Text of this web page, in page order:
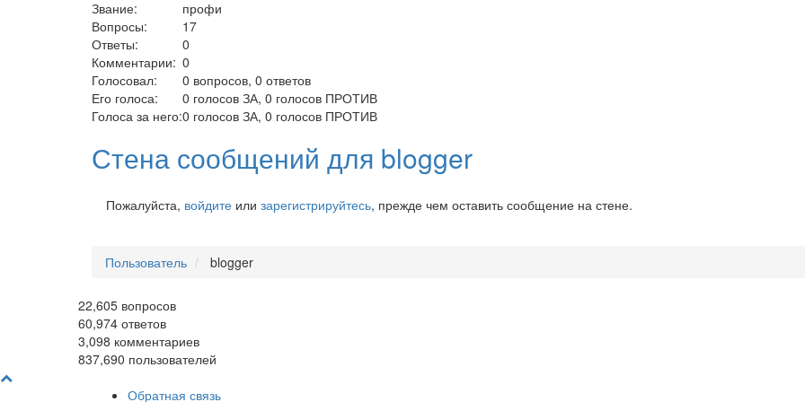
Звание:
профи
Вопросы:
17
Ответы:
0
Комментарии: 0
Голосовал:
0 вопросов, 0 ответов
Его голоса:
0 голосов ЗА, 0 голосов ПРОТИВ
Голоса за него:0 голосов ЗА, 0 голосов ПРОТИВ
Стена сообщений для blogger
Пожалуйста, войдите или зарегистрируйтесь, прежде чем оставить сообщение на стене.
Пользователь blogger
22,605 вопросов
60,974 ответов
3,098 комментариев
837,690 пользователей
Обратная связь